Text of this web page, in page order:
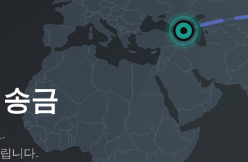
금
니다.